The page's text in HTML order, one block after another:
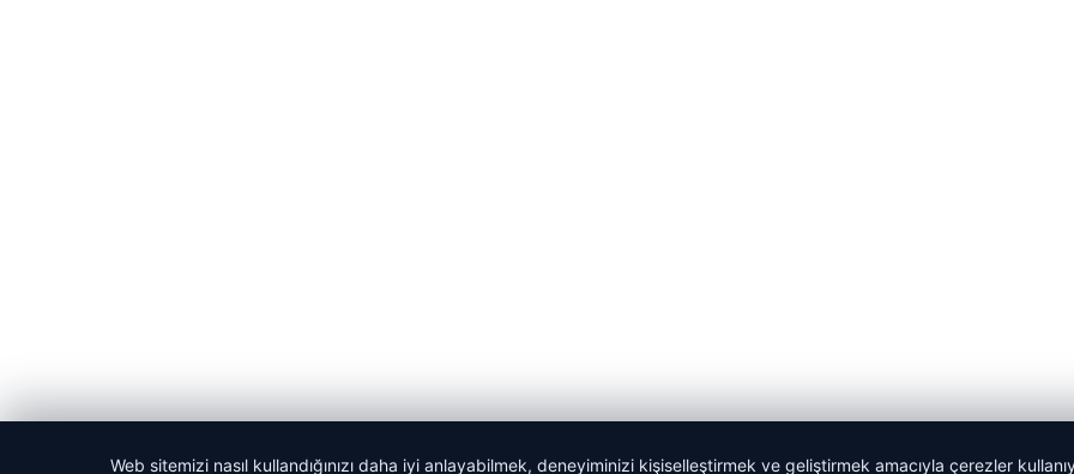
Web sitemizi nasıl kullandığınızı daha iyi anlayabilmek, deneyiminizi kişiselleştirmek ve geliştirmek amacıyla çerezler